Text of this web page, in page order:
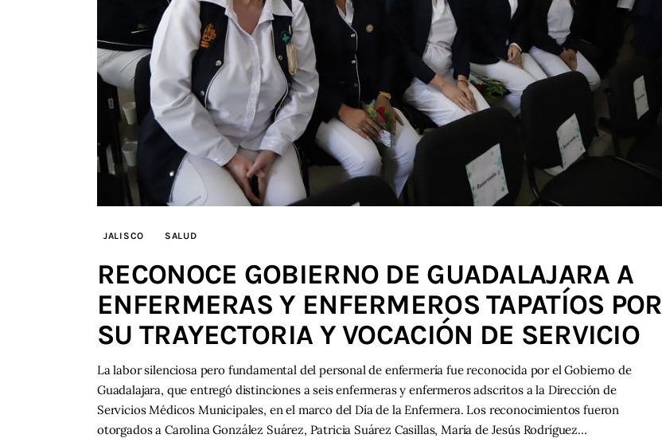
JALISCO SALUD
RECONOCE GOBIERNO DE GUADALAJARA A
ENFERMERAS Y ENFERMEROS TAPATÍOS POR
SU TRAYECTORIA Y VOCACIÓN DE SERVICIO
La labor silenciosa pero fundamental del personal de enfermería fue reconocida por el Gobierno de
Guadalajara, que entregó distinciones a seis enfermeras y enfermeros adscritos a la Dirección de
Servicios Médicos Municipales, en el marco del Día de la Enfermera. Los reconocimientos fueron
otorgados a Carolina González Suárez, Patricia Suárez Casillas, María de Jesús Rodríguez…